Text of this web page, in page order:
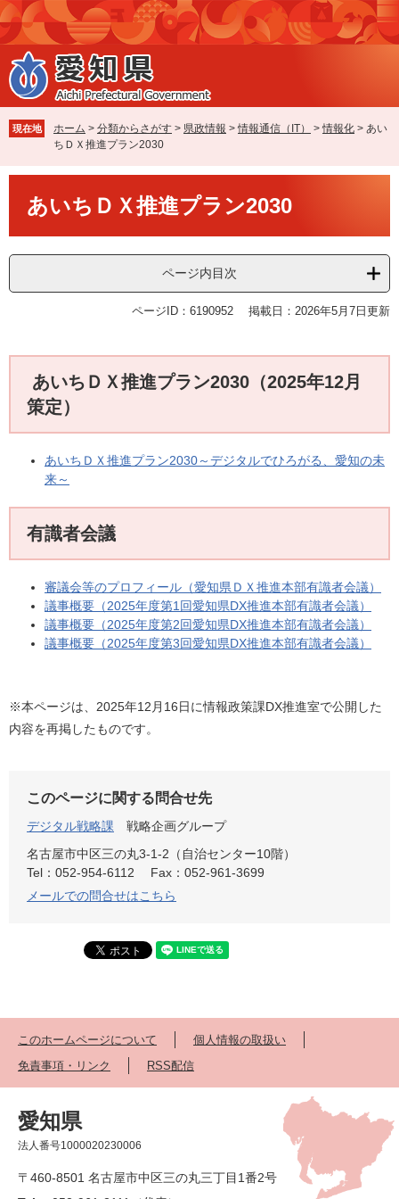
ペ
ー
ジ
の
先
で
す
メ
ニ
ュ
ー
を
ば
し
本
現在地 ホーム > 分類からさがす > 県政情報 >情報通信（IT） >情報化 > あい
ちＤＸ推進プラン2030
あいちＤＸ推進プラン2030
ページ内目次
ページID：6190952 掲載日：2026年5月7日更新
あいちＤＸ推進プラン2030（2025年12月
策定）
あいちＤＸ推進プラン2030～デジタルでひろがる、愛知の未
来～
有識者会議
審議会等のプロフィール（愛知県ＤＸ推進本部有識者会議）
議事概要（2025年度第1回愛知県DX推進本部有識者会議）
議事概要（2025年度第2回愛知県DX推進本部有識者会議）
議事概要（2025年度第3回愛知県DX推進本部有識者会議）
※本ページは、2025年12月16日に情報政策課DX推進室で公開した
内容を再掲したものです。
このページに関する問合せ先
デジタル戦略課
戦略企画グループ
名古屋市中区三の丸3-1-2（自治センター10階）
Tel：052-954-6112
Fax：052-961-3699
メールでの問合せはこちら
このホームページについて
個人情報の取扱い
免責事項・リンク
RSS配信
愛知県
法人番号1000020230006
〒460-8501 名古屋市中区三の丸三丁目1番2号